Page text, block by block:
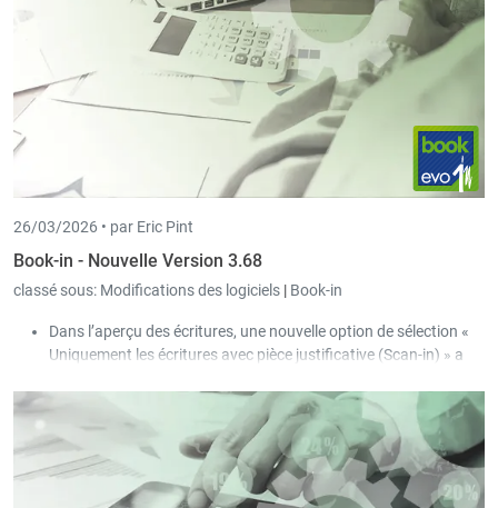
est également déclarée via la DECMAL de la CCSS.
Un nouveau code salaire « Heures refusées maladie »
(HMALNA) peut être dorénavant utilisé dans la saisie
journalière.
26/03/2026 • par Eric Pint
Book-in - Nouvelle Version 3.68
classé sous: Modifications des logiciels | Book-in
Dans l’aperçu des écritures, une nouvelle option de sélection «
Uniquement les écritures avec pièce justificative (Scan-in) » a
Le verrouillage lors de la comptabilisation des journaux a été
Il est désormais possible que plusieurs personnes
modifient simultanément des écritures existantes dans le
même journal.